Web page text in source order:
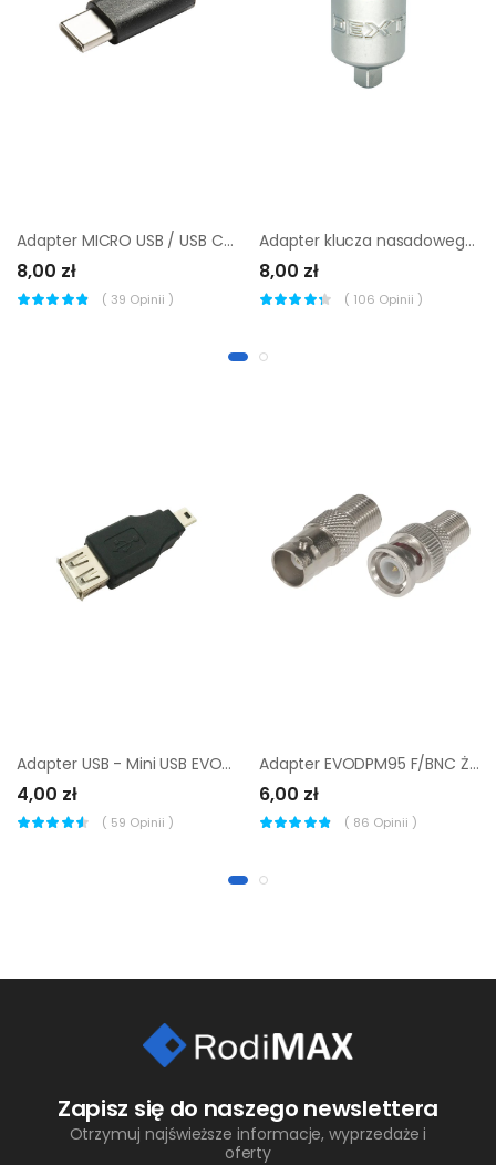
Adapter MICRO USB / USB C LEXMAN
8,00 zł
( 39 Opinii )
Adapter klucza nasadowego 1/2
8,00 zł
( 106 Opinii )
Adapter USB - Mini USB EVODPM124 EVOLOGY
4,00 zł
( 59 Opinii )
Adapter EVODPM95 F/BNC ŻEŃSKI + F/BNC MĘSKI EVOLOGY
6,00 zł
( 86 Opinii )
Zapisz się do naszego newslettera
Otrzymuj najświeższe informacje, wyprzedaże i
oferty